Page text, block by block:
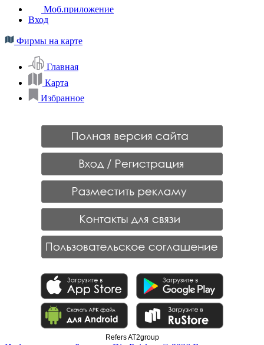
Моб.приложение
Вход
Фирмы на карте
Главная
Карта
Избранное
Refers AT2group